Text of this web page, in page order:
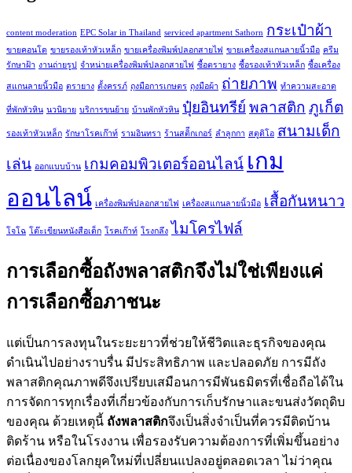
content moderation EPC Solar in Thailand serviced apartment Sathorn กระเป๋าผ้า
ขายคอนโด ขายรองเท้าหัวเหล็ก ขายเครื่องพิมพ์ปลอกสายไฟ ขายเครื่องสแกนลายนิ้วมือ ครีม
รักษาฝ้า งานถ่ายรูป จำหน่ายเครื่องพิมพ์ปลอกสายไฟ ซื้อตรายาง ซื้อรองเท้าหัวเหล็ก ซื้อเครื่อง
สแกนลายนิ้วมือ ตรายาง ตั้งครรภ์ ถุงมือการเกษตร ถุงมือผ้า ถ่ายภาพ ทำความสะอาด
ที่พักหัวหิน นวนิยาย บริการขนย้าย บ้านพักหัวหิน ปุ๋ยอินทรีย์ พลาสติก ภูเก็ต
รองเท้าหัวเหล็ก รักษาโรคเก๊าท์ รามอินทรา ร้านสติีกเกอร์ ลำลูกกา สตูดิโอ สนามเด็ก
เล่น ออกแบบบ้าน เกมคอมพิวเตอร์ออนไลน์ เกม
ออนไลน์ เครื่องพิมพ์ปลอกสายไฟ เครื่องสแกนลายนิ้วมือ เสื้อกันหนาว
โจโฉ โต๊ะเขียนหนังสือเด็ก โรคเก๊าท์ โรงกลึง ไมโครไฟล์
การเลือกซื้อถังพลาสติกจึงไม่ใช่เพียงแค่
การเลือกซื้อภาชนะ
แต่เป็นการลงทุนในระยะยาวที่ช่วยให้ชีวิตและธุรกิจของคุณ
ดำเนินไปอย่างราบรื่น มีประสิทธิภาพ และปลอดภัย การมีถัง
พลาสติกคุณภาพดีจึงเปรียบเสมือนการมีพันธมิตรที่เชื่อถือได้ใน
การจัดการทุกเรื่องที่เกี่ยวข้องกับการเก็บรักษาและขนส่งวัตถุดิบ
ของคุณ ด้วยเหตุนี้ ถังพลาสติกจึงเป็นสิ่งจำเป็นที่ควรมีติดบ้าน
ติดร้าน หรือในโรงงาน เพื่อรองรับความต้องการที่เพิ่มขึ้นอย่าง
ต่อเนื่องของโลกยุคใหม่ที่เปลี่ยนแปลงอยู่ตลอดเวลา ไม่ว่าคุณ